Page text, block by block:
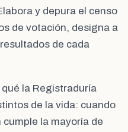
y depura el censo
de votación, designa a
de cada
la Registraduría
de la vida: cuando
la mayoría de